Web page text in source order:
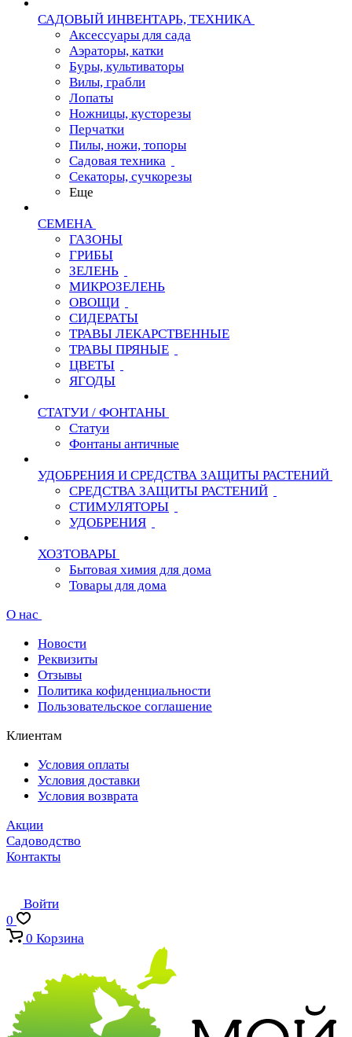
САДОВЫЙ ИНВЕНТАРЬ, ТЕХНИКА
Аксессуары для сада
Аэраторы, катки
Буры, культиваторы
Вилы, грабли
Лопаты
Ножницы, кусторезы
Перчатки
Пилы, ножи, топоры
Садовая техника
Секаторы, сучкорезы
Еще
СЕМЕНА
ГАЗОНЫ
ГРИБЫ
ЗЕЛЕНЬ
МИКРОЗЕЛЕНЬ
ОВОЩИ
СИДЕРАТЫ
ТРАВЫ ЛЕКАРСТВЕННЫЕ
ТРАВЫ ПРЯНЫЕ
ЦВЕТЫ
ЯГОДЫ
СТАТУИ / ФОНТАНЫ
Статуи
Фонтаны античные
УДОБРЕНИЯ И СРЕДСТВА ЗАЩИТЫ РАСТЕНИЙ
СРЕДСТВА ЗАЩИТЫ РАСТЕНИЙ
СТИМУЛЯТОРЫ
УДОБРЕНИЯ
ХОЗТОВАРЫ
Бытовая химия для дома
Товары для дома
О нас
Новости
Реквизиты
Отзывы
Политика кофиденциальности
Пользовательское соглашение
Клиентам
Условия оплаты
Условия доставки
Условия возврата
Акции
Садоводство
Контакты
Войти
0
0 Корзина